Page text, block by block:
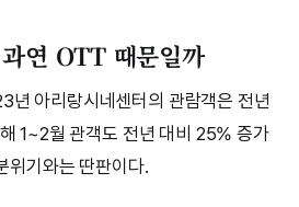
연 OTT 때문일까
년 아리랑시네센터의 관람객은 전년
1~2월 관객도 전년 대비 25% 증가
위기와는 딴판이다.